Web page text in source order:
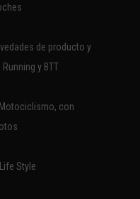
de producto y
y BTT
con
Style